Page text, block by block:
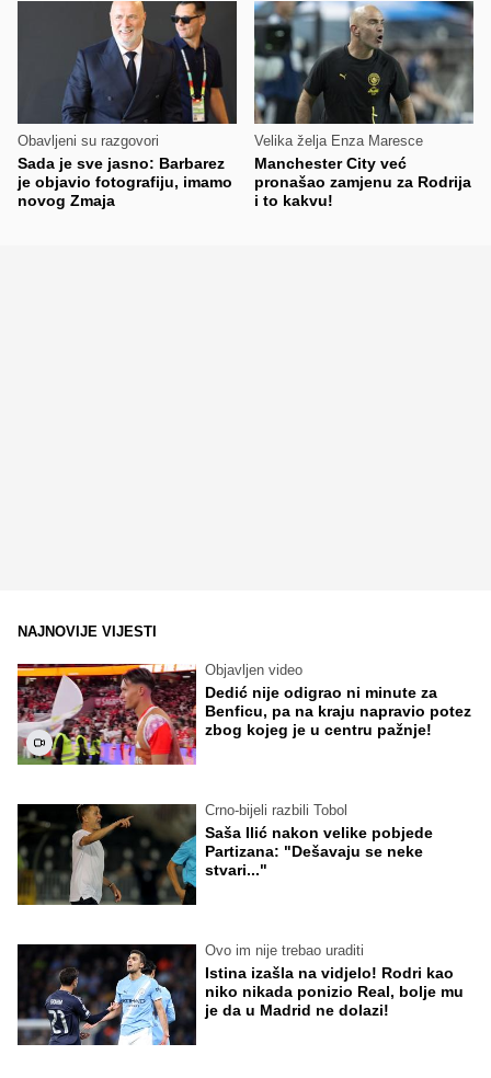
Obavljeni su razgovori
Sada je sve jasno: Barbarez
je objavio fotografiju, imamo
novog Zmaja
Velika želja Enza Maresce
Manchester City već
pronašao zamjenu za Rodrija
i to kakvu!
NAJNOVIJE VIJESTI
Objavljen video
Dedić nije odigrao ni minute za
Benficu, pa na kraju napravio potez
zbog kojeg je u centru pažnje!
Crno-bijeli razbili Tobol
Saša Ilić nakon velike pobjede
Partizana: "Dešavaju se neke
stvari..."
Ovo im nije trebao uraditi
Istina izašla na vidjelo! Rodri kao
niko nikada ponizio Real, bolje mu
je da u Madrid ne dolazi!